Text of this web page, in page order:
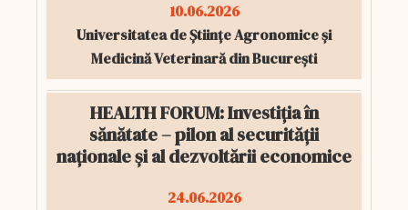
10.06.2026
Universitatea de Științe Agronomice și
Medicină Veterinară din București
HEALTH FORUM: Investiția în
sănătate – pilon al securității
naționale și al dezvoltării economice
24.06.2026